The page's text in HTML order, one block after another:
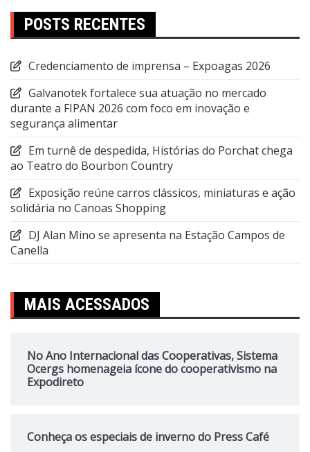
POSTS RECENTES
Credenciamento de imprensa – Expoagas 2026
Galvanotek fortalece sua atuação no mercado
durante a FIPAN 2026 com foco em inovação e
segurança alimentar
Em turnê de despedida, Histórias do Porchat chega
ao Teatro do Bourbon Country
Exposição reúne carros clássicos, miniaturas e ação
solidária no Canoas Shopping
DJ Alan Mino se apresenta na Estação Campos de
Canella
MAIS ACESSADOS
No Ano Internacional das Cooperativas, Sistema
Ocergs homenageia ícone do cooperativismo na
Expodireto
Conheça os especiais de inverno do Press Café